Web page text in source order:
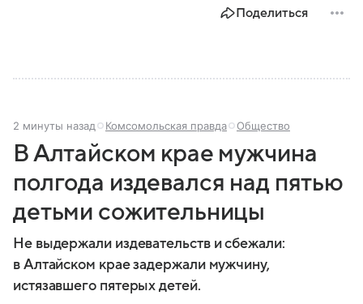
Поделиться
2 минуты назад Комсомольская правда Общество
В Алтайском крае мужчина
полгода издевался над пятью
детьми сожительницы
Не выдержали издевательств и сбежали:
в Алтайском крае задержали мужчину,
истязавшего пятерых детей.